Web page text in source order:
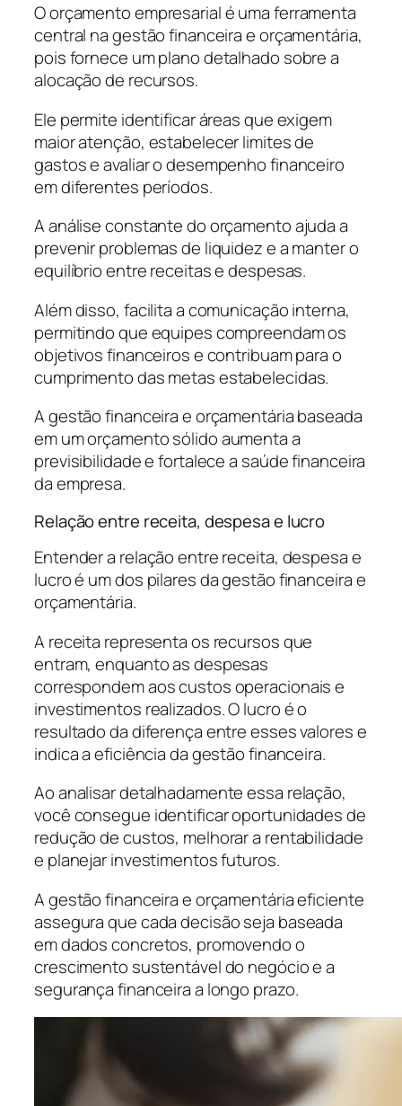
O orçamento empresarial é uma ferramenta
central na gestão financeira e orçamentária,
pois fornece um plano detalhado sobre a
alocação de recursos.
Ele permite identificar áreas que exigem
maior atenção, estabelecer limites de
gastos e avaliar o desempenho financeiro
em diferentes períodos.
A análise constante do orçamento ajuda a
prevenir problemas de liquidez e a manter o
equilíbrio entre receitas e despesas.
Além disso, facilita a comunicação interna,
permitindo que equipes compreendam os
objetivos financeiros e contribuam para o
cumprimento das metas estabelecidas.
A gestão financeira e orçamentária baseada
em um orçamento sólido aumenta a
previsibilidade e fortalece a saúde financeira
da empresa.
Relação entre receita, despesa e lucro
Entender a relação entre receita, despesa e
lucro é um dos pilares da gestão financeira e
orçamentária.
A receita representa os recursos que
entram, enquanto as despesas
correspondem aos custos operacionais e
investimentos realizados. O lucro é o
resultado da diferença entre esses valores e
indica a eficiência da gestão financeira.
Ao analisar detalhadamente essa relação,
você consegue identificar oportunidades de
redução de custos, melhorar a rentabilidade
e planejar investimentos futuros.
A gestão financeira e orçamentária eficiente
assegura que cada decisão seja baseada
em dados concretos, promovendo o
crescimento sustentável do negócio e a
segurança financeira a longo prazo.